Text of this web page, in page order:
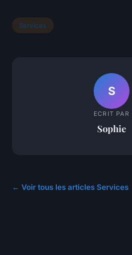
Services
S
ECRIT PAR
Sophie
← Voir tous les articles Services